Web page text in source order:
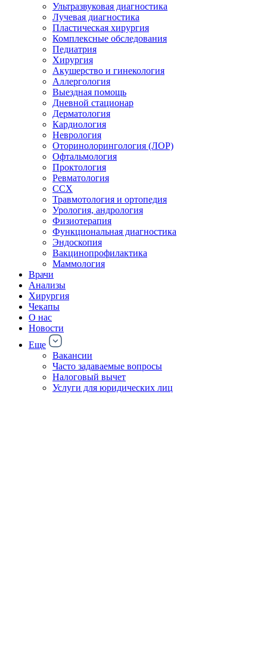
Ультразвуковая диагностика
Лучевая диагностика
Пластическая хирургия
Комплексные обследования
Педиатрия
Хирургия
Акушерство и гинекология
Аллергология
Выездная помощь
Дневной стационар
Дерматология
Кардиология
Неврология
Оторинолорингология (ЛОР)
Офтальмология
Проктология
Ревматология
ССХ
Травмотология и ортопедия
Урология, андрология
Физиотерапия
Функциональная диагностика
Эндоскопия
Вакцинопрофилактика
Маммология
Врачи
Анализы
Хирургия
Чекапы
О нас
Новости
Еще
Вакансии
Часто задаваемые вопросы
Налоговый вычет
Услуги для юридических лиц